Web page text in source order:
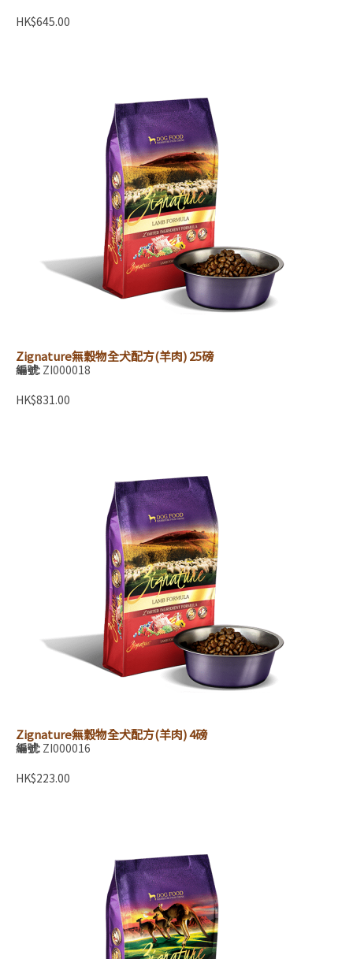
HK$645.00
Zignature無穀物全犬配方(羊肉) 25磅
編號: ZI000018
HK$831.00
Zignature無穀物全犬配方(羊肉) 4磅
編號: ZI000016
HK$223.00